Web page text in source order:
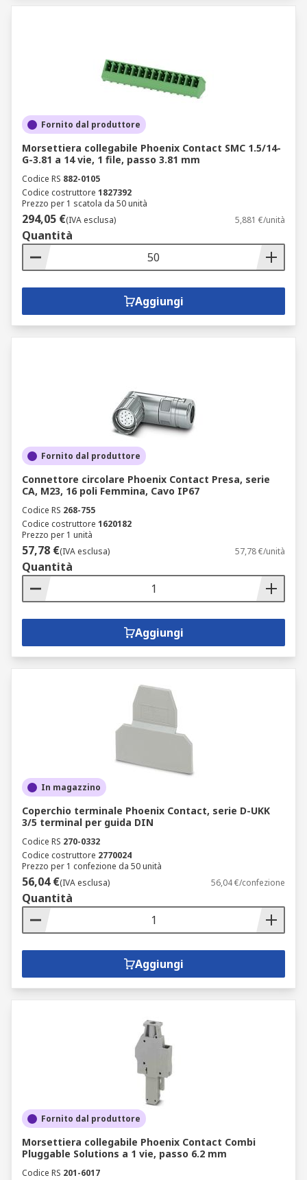
Fornito dal produttore
Morsettiera collegabile Phoenix Contact SMC 1.5/14-
G-3.81 a 14 vie, 1 file, passo 3.81 mm
Codice RS 882-0105
Codice costruttore 1827392
Prezzo per 1 scatola da 50 unità
294,05 €(IVA esclusa) 5,881 €/unità
Quantità
Aggiungi
Fornito dal produttore
Connettore circolare Phoenix Contact Presa, serie
CA, M23, 16 poli Femmina, Cavo IP67
Codice RS 268-755
Codice costruttore 1620182
Prezzo per 1 unità
57,78 €(IVA esclusa) 57,78 €/unità
Quantità
Aggiungi
In magazzino
Coperchio terminale Phoenix Contact, serie D-UKK
3/5 terminal per guida DIN
Codice RS 270-0332
Codice costruttore 2770024
Prezzo per 1 confezione da 50 unità
56,04 €(IVA esclusa) 56,04 €/confezione
Quantità
Aggiungi
Fornito dal produttore
Morsettiera collegabile Phoenix Contact Combi
Pluggable Solutions a 1 vie, passo 6.2 mm
Codice RS 201-6017